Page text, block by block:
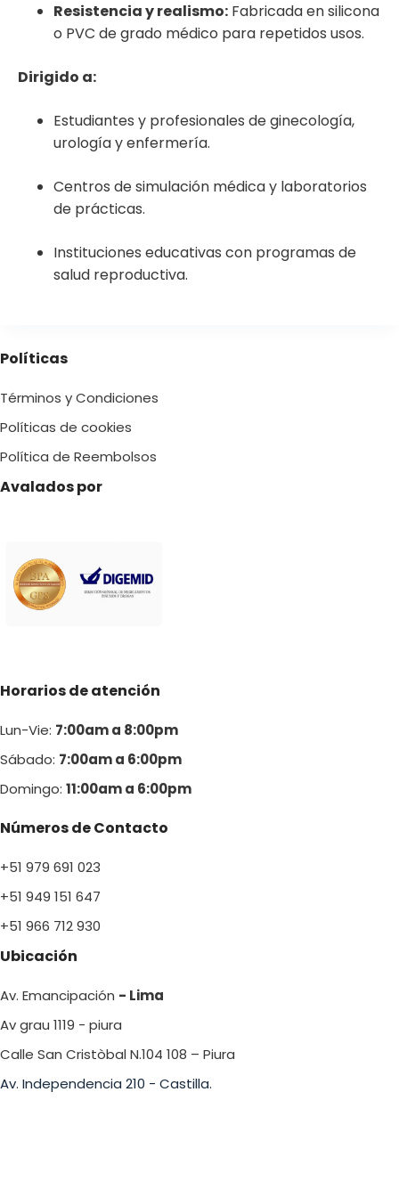
Resistencia y realismo: Fabricada en silicona
o PVC de grado médico para repetidos usos.
Dirigido a:
Estudiantes y profesionales de ginecología,
urología y enfermería.
Centros de simulación médica y laboratorios
de prácticas.
Instituciones educativas con programas de
salud reproductiva.
Políticas
Términos y Condiciones
Políticas de cookies
Política de Reembolsos
Avalados por
Horarios de atención
Lun-Vie: 7:00am a 8:00pm
Sábado: 7:00am a 6:00pm
Domingo: 11:00am a 6:00pm
Números de Contacto
+51 979 691 023
+51 949 151 647
+51 966 712 930
Ubicación
Av. Emancipación - Lima
Av grau 1119 - piura
Calle San Cristòbal N.104 108 – Piura
Av. Independencia 210 - Castilla.